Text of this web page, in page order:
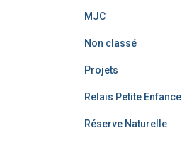
MJC
Non classé
Projets
Relais Petite Enfance
Réserve Naturelle